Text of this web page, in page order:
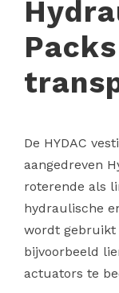
De HYDAC
aangedreven
roterende als
hydraulische
wordt gebruikt
bijvoorbeeld
actuators te